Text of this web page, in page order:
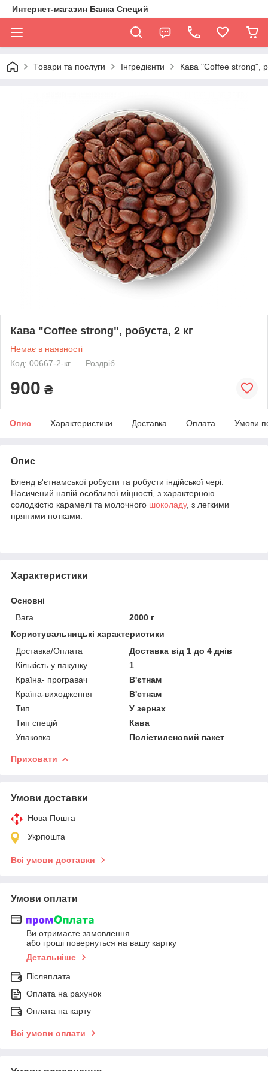
Интернет-магазин Банка Специй
Товари та послуги Інгредієнти Кава "Coffee strong",
Кава "Coffee strong", робуста, 2 кг
Немає в наявності
Код: 00667-2-кг
Роздріб
900 ₴
Опис Характеристики Доставка Оплата Умови
Опис
Бленд в'єтнамської робусти та робусти індійської чері.
Насичений напій особливої міцності, з характерною
солодкістю карамелі та молочного шоколаду, з легкими
пряними нотками.
Характеристики
Основні
Вага
2000 г
Користувальницькі характеристики
Доставка/Оплата
Доставка від 1 до 4 днів
Кількість у пакунку
1
Країна- програвач
В'єтнам
Країна-виходження
В'єтнам
Тип
У зернах
Тип спецій
Кава
Упаковка
Поліетиленовий пакет
Приховати
Умови доставки
Нова Пошта
Укрпошта
Всі умови доставки
Умови оплати
Ви отримаєте замовлення
або гроші повернуться на вашу картку
Детальніше
Післяплата
Оплата на рахунок
Оплата на карту
Всі умови оплати